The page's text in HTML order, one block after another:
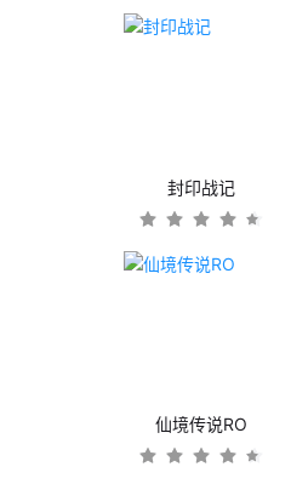
封印战记
仙境传说RO